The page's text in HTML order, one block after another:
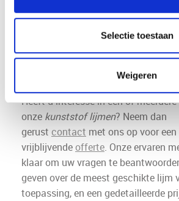
Selectie toestaan
Weigeren
denken, vooral als u naar
verder gaan dan de standaardopties.
Interesse?
Heeft u interesse in één of
onze kunststof lijmen? Neem dan
gerust contact met ons op voor een
vrijblijvendeofferte. Onze ervaren
klaar om uw vragen te
geven over de meest geschikte lijm
toepassing, en een gedetailleerde